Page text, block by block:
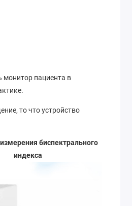
монитор пациента в
то что устройство
биспектрального
индекса